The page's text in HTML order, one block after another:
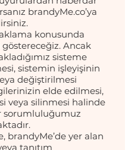
brandyMe.co’ya
konusunda
Ancak
sisteme
sistemin işleyişinin
değiştirilmesi
elde edilmesi,
veya silinmesi halinde
sorumluluğumuz
brandyMe’de yer alan
tanıtım